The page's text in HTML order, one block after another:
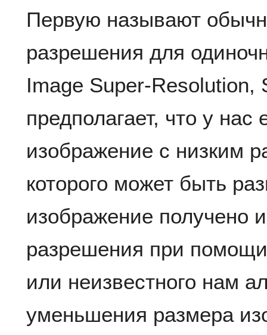
Первую называют
разрешения для
Image Super-Resolution,
предполагает, что у нас
изображение с низким
которого может быть
изображение получено
разрешения при помощи
или неизвестного нам
уменьшения размера